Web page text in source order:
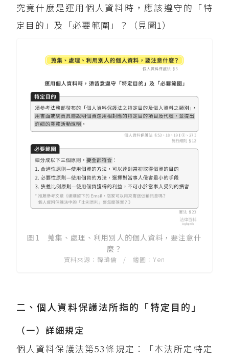
究竟什麼是運用個人資料時，應該遵守的「特
定目的」及「必要範圍」？（見圖1）
圖1 蒐集、處理、利用別人的個人資料，要注意什
麼？
資料來源：韓瑋倫 / 繪圖：Yen
二、個人資料保護法所指的「特定目的」
（一）詳細規定
個人資料保護法第53條規定：「本法所定特定